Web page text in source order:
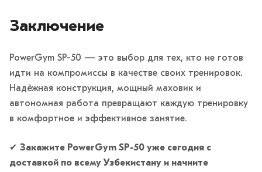
Заключение
PowerGym SP-50 — это выбор для тех, кто не готов
идти на компромиссы в качестве своих тренировок.
Надёжная конструкция, мощный маховик и
автономная работа превращают каждую тренировку
в комфортное и эффективное занятие.
✔ Закажите PowerGym SP-50 уже сегодня с
доставкой по всему Узбекистану и начните